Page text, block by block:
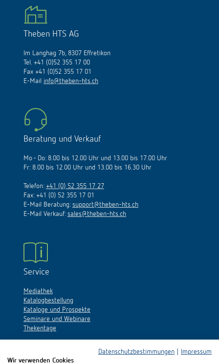
Theben HTS AG
Im Langhag 7b, 8307 Effretikon
Tel. +41 (0)52 355 17 00
Fax +41 (0)52 355 17 01
E-Mail info@theben-hts.ch
Beratung und Verkauf
Mo - Do: 8.00 bis 12.00 Uhr und 13.00 bis 17.00 Uhr
Fr: 8.00 bis 12.00 Uhr und 13.00 bis 16.30 Uhr
Telefon: +41 (0) 52 355 17 27
Fax: +41 (0) 52 355 17 01
E-Mail Beratung: support@theben-hts.ch
E-Mail Verkauf: sales@theben-hts.ch
Service
Mediathek
Katalogbestellung
Kataloge und Prospekte
Seminare und Webinare
Thekentage
Datenschutzbestimmungen
Impressum
Wir verwenden Cookies